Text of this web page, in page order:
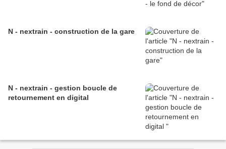
N - nextrain - construction de la gare
N - nextrain - gestion boucle de
retournement en digital